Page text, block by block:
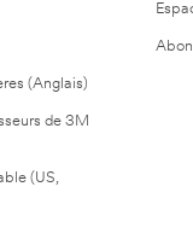
(Anglais)
de 3M
(US,